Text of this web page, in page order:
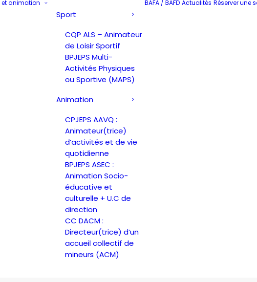
et animation
Sport
CQP ALS – Animateur
de Loisir Sportif
BPJEPS Multi-
Activités Physiques
ou Sportive (MAPS)
Animation
CPJEPS AAVQ :
Animateur(trice)
d’activités et de vie
quotidienne
BPJEPS ASEC :
Animation Socio-
éducative et
culturelle + U.C de
direction
CC DACM :
Directeur(trice) d’un
accueil collectif de
mineurs (ACM)
BAFA / BAFD Actualités Réserver une